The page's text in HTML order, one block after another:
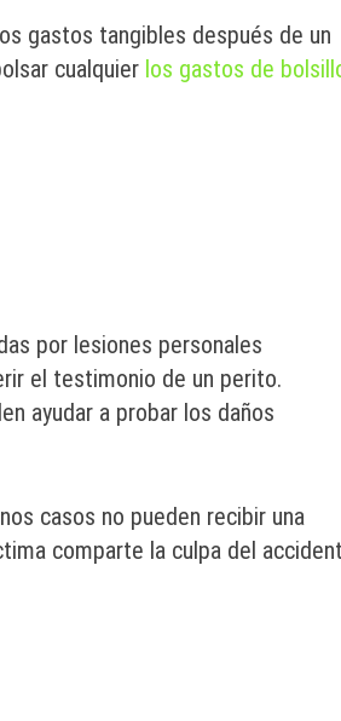
gastos tangibles después de un
cualquier los gastos de
por lesiones personales
el testimonio de un perito.
ayudar a probar los daños
casos no pueden recibir una
comparte la culpa del